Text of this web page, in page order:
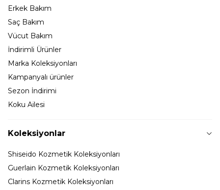
Erkek Bakım
Saç Bakım
Vücut Bakım
İndirimli Ürünler
Marka Koleksiyonları
Kampanyalı ürünler
Sezon İndirimi
Koku Ailesi
Koleksiyonlar
Shiseido Kozmetik Koleksiyonları
Guerlain Kozmetik Koleksiyonları
Clarins Kozmetik Koleksiyonları